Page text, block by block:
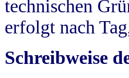
technischen
erfolgt nach
Schreibweise